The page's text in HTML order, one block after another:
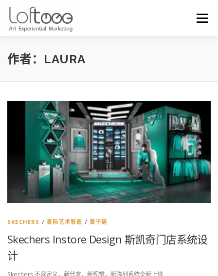
Menu
作者： LAURA
SKECHERS /麦际艺术智造 /黄子韬
Skechers Instore Design 斯凯奇门店系统设
计